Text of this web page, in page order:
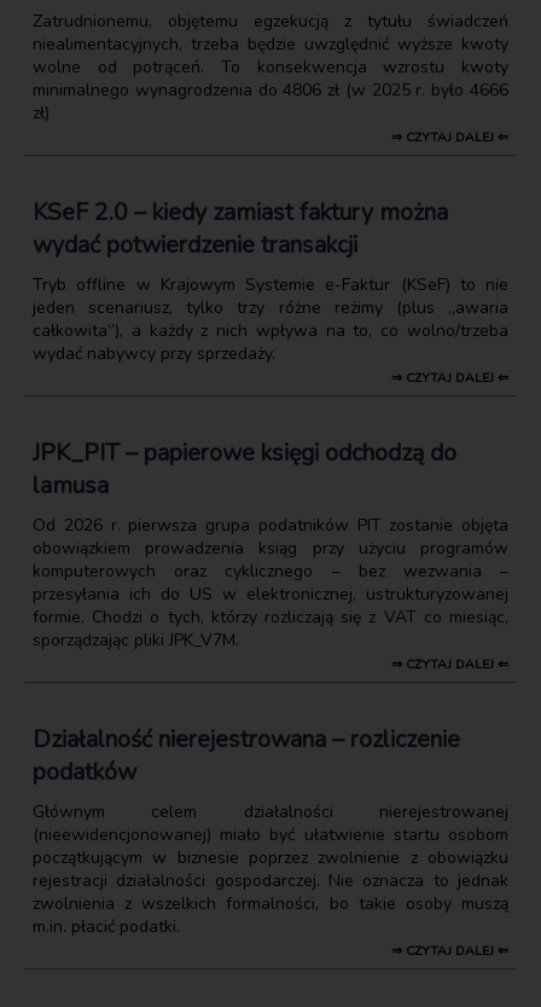
Zatrudnionemu, objętemu egzekucją z tytułu świadczeń
niealimentacyjnych, trzeba będzie uwzględnić wyższe kwoty
wolne od potrąceń. To konsekwencja wzrostu kwoty
minimalnego wynagrodzenia do 4806 zł (w 2025 r. było 4666
zł)
⇒ CZYTAJ DALEJ ⇐
KSeF 2.0 – kiedy zamiast faktury można
wydać potwierdzenie transakcji
Tryb offline w Krajowym Systemie e-Faktur (KSeF) to nie
jeden scenariusz, tylko trzy różne reżimy (plus „awaria
całkowita”), a każdy z nich wpływa na to, co wolno/trzeba
wydać nabywcy przy sprzedaży.
⇒ CZYTAJ DALEJ ⇐
JPK_PIT – papierowe księgi odchodzą do
lamusa
Od 2026 r. pierwsza grupa podatników PIT zostanie objęta
obowiązkiem prowadzenia ksiąg przy użyciu programów
komputerowych oraz cyklicznego – bez wezwania –
przesyłania ich do US w elektronicznej, ustrukturyzowanej
formie. Chodzi o tych, którzy rozliczają się z VAT co miesiąc,
sporządzając pliki JPK_V7M.
⇒ CZYTAJ DALEJ ⇐
Działalność nierejestrowana – rozliczenie
podatków
Głównym celem działalności nierejestrowanej
(nieewidencjonowanej) miało być ułatwienie startu osobom
początkującym w biznesie poprzez zwolnienie z obowiązku
rejestracji działalności gospodarczej. Nie oznacza to jednak
zwolnienia z wszelkich formalności, bo takie osoby muszą
m.in. płacić podatki.
⇒ CZYTAJ DALEJ ⇐